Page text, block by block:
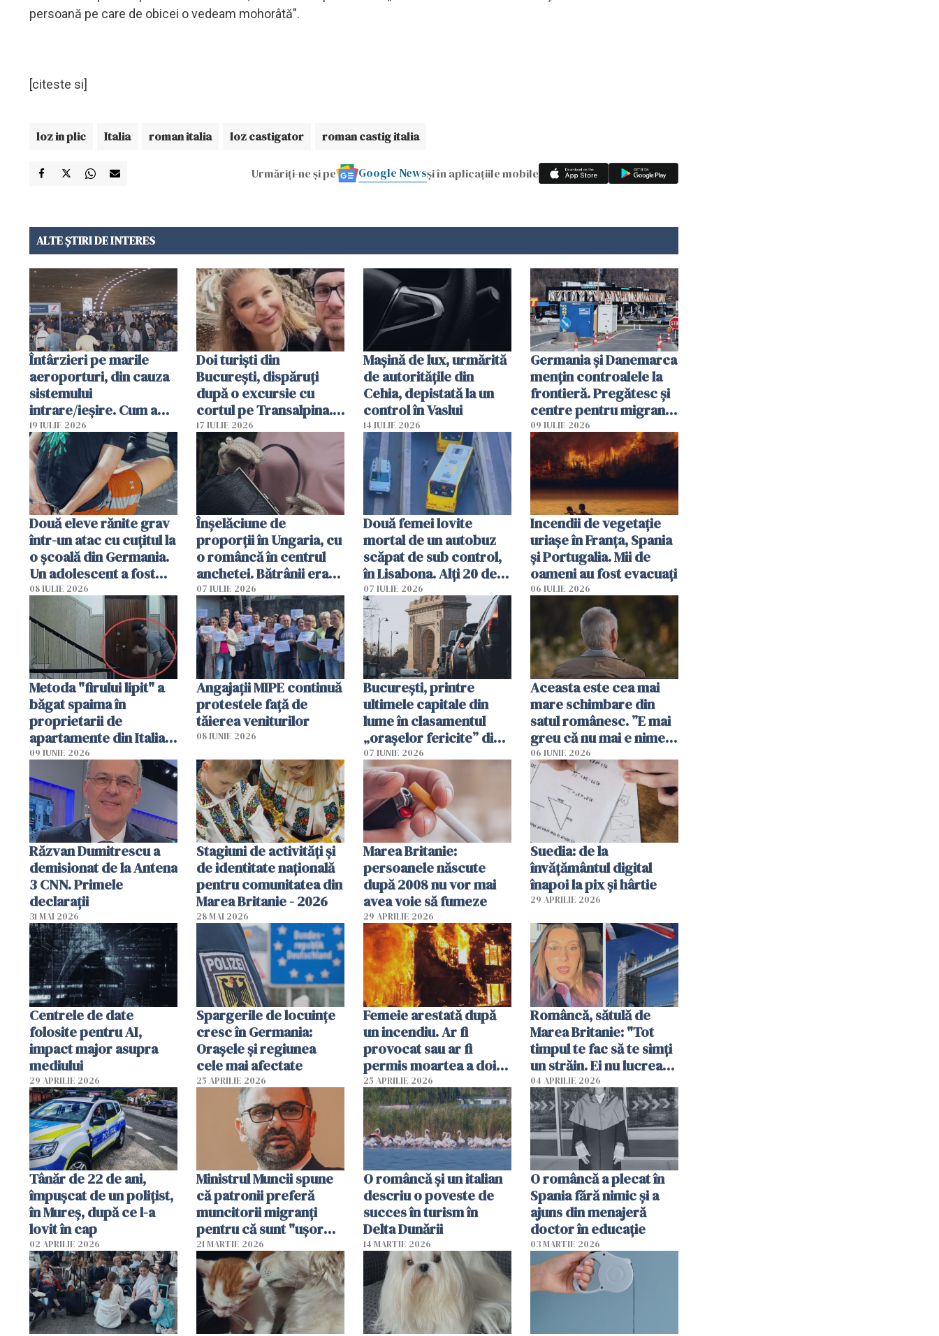
persoană pe care de obicei o vedeam mohorâtă".
[citeste si]
loz in plic Italia roman italia loz castigator roman castig italia
Urmăriți-ne și pe Google Newsși în aplicațiile mobile
ALTE ȘTIRI DE INTERES
Întârzieri pe marile
aeroporturi, din cauza
sistemului
intrare/ieșire. Cum a
ajuns o femeie să fie
arestată în Cluj-Napoca
19 IULIE 2026
Doi turiști din
București, dispăruți
după o excursie cu
cortul pe Transalpina.
Poliția și familia îi caută
17 IULIE 2026
Mașină de lux, urmărită
de autoritățile din
Cehia, depistată la un
control în Vaslui
14 IULIE 2026
Germania și Danemarca
mențin controalele la
frontieră. Pregătesc și
centre pentru migranții
respinși din UE
09 IULIE 2026
Două eleve rănite grav
într-un atac cu cuțitul la
o școală din Germania.
Un adolescent a fost
arestat
08 IULIE 2026
Înșelăciune de
proporții în Ungaria, cu
o româncă în centrul
anchetei. Bătrânii erau
puși să lase la poartă
genți cu aur și bani
07 IULIE 2026
Două femei lovite
mortal de un autobuz
scăpat de sub control,
în Lisabona. Alți 20 de
oameni sunt răniți
07 IULIE 2026
Incendii de vegetație
uriașe în Franța, Spania
și Portugalia. Mii de
oameni au fost evacuați
06 IULIE 2026
Metoda "firului lipit" a
băgat spaima în
proprietarii de
apartamente din Italia.
Poliția, sesizată
09 IUNIE 2026
Angajaţii MIPE continuă
protestele faţă de
tăierea veniturilor
08 IUNIE 2026
București, printre
ultimele capitale din
lume în clasamentul
„orașelor fericite” din
2026
07 IUNIE 2026
Aceasta este cea mai
mare schimbare din
satul românesc. ”E mai
greu că nu mai e nimeni
pe-aici, prin jur”
06 IUNIE 2026
Răzvan Dumitrescu a
demisionat de la Antena
3 CNN. Primele
declarații
31 MAI 2026
Stagiuni de activități și
de identitate națională
pentru comunitatea din
Marea Britanie - 2026
28 MAI 2026
Marea Britanie:
persoanele născute
după 2008 nu vor mai
avea voie să fumeze
29 APRILIE 2026
Suedia: de la
învățământul digital
înapoi la pix și hârtie
29 APRILIE 2026
Centrele de date
folosite pentru AI,
impact major asupra
mediului
29 APRILIE 2026
Spargerile de locuințe
cresc în Germania:
Orașele și regiunea
cele mai afectate
25 APRILIE 2026
Femeie arestată după
un incendiu. Ar fi
provocat sau ar fi
permis moartea a doi
copii de 1 an și 3 ani
25 APRILIE 2026
Româncă, sătulă de
Marea Britanie: "Tot
timpul te fac să te simți
un străin. Ei nu lucrează
ca noi. În România,
oamenii sunt altfel"
04 APRILIE 2026
Tânăr de 22 de ani,
împușcat de un polițist,
în Mureș, după ce l-a
lovit în cap
02 APRILIE 2026
Ministrul Muncii spune
că patronii preferă
muncitorii migranți
pentru că sunt "uşor
dispensabili"
21 MARTIE 2026
O româncă și un italian
descriu o poveste de
succes în turism în
Delta Dunării
14 MARTIE 2026
O româncă a plecat în
Spania fără nimic și a
ajuns din menajeră
doctor în educație
03 MARTIE 2026